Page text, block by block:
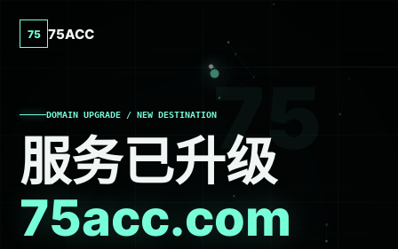
75 75ACC
DOMAIN UPGRADE / NEW DESTINATION
服务已升级
75acc.com
75